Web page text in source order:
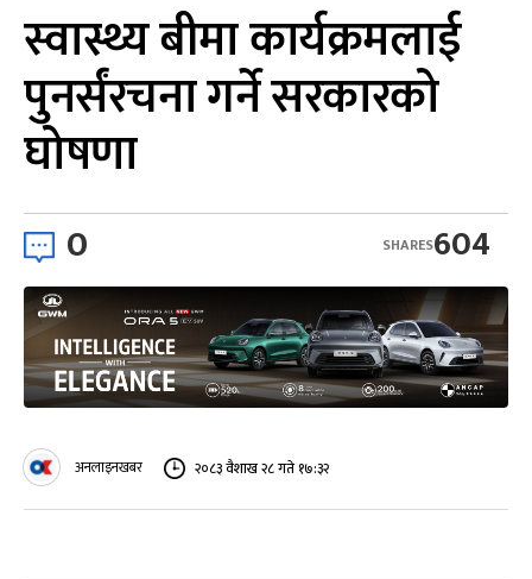
स्वास्थ्य बीमा कार्यक्रमलाई
पुनर्संरचना गर्ने सरकारको
घोषणा
0 604
SHARES
अनलाइनखबर २०८३ वैशाख २८ गते १७:३२